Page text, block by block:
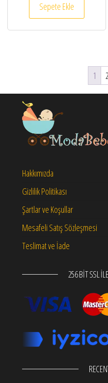
Sepete Ekle
1
Hakkımızda
Gizlilik Politikası
Şartlar ve Koşullar
Mesafeli Satış Sözleşmesi
Teslimat ve İade
256 BIT SSL